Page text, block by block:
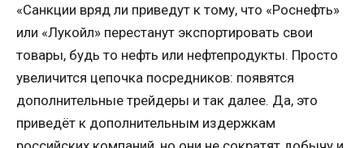
«Санкции вряд ли приведут к тому, что «Роснефть»
или «Лукойл» перестанут экспортировать свои
товары, будь то нефть или нефтепродукты. Просто
увеличится цепочка посредников: появятся
дополнительные трейдеры и так далее. Да, это
приведёт к дополнительным издержкам